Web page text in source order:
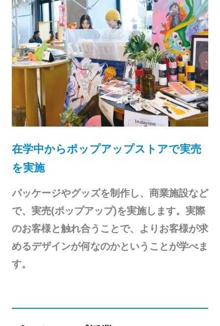
在学中からポップアップストアで実売
を実施
パッケージやグッズを制作し、商業施設など
で、実売(ポップアップ)を実施します。実際
のお客様と触れ合うことで、よりお客様が求
めるデザインが何なのかということが学べま
す。